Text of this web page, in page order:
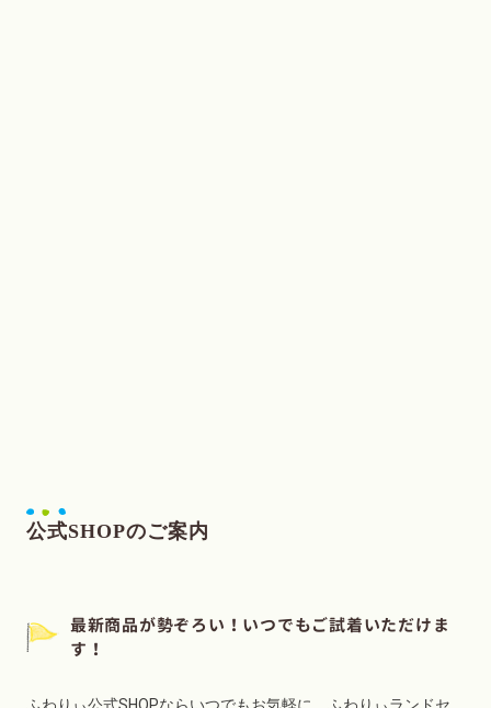
公式SHOPのご案内
最新商品が勢ぞろい！いつでもご試着いただけま
す！
ふわりぃ公式SHOPならいつでもお気軽に、ふわりぃランドセ